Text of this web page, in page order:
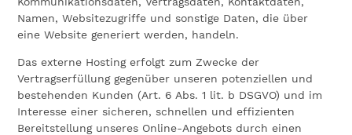
Namen, Websitezugriffe und sonstige Daten, die über
eine Website generiert werden, handeln.
Das externe Hosting erfolgt zum Zwecke der
Vertragserfüllung gegenüber unseren potenziellen und
bestehenden Kunden (Art. 6 Abs. 1 lit. b DSGVO) und im
Interesse einer sicheren, schnellen und effizienten
Bereitstellung unseres Online-Angebots durch einen